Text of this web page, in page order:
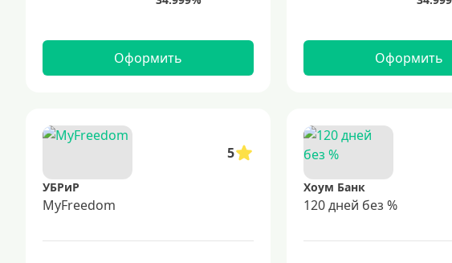
Оформить Оформить
5
УБРиР
MyFreedom
Хоум Банк
120 дней без %